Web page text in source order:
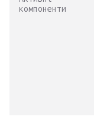
компоненти